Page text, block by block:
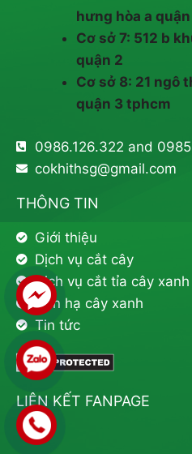
hưng hòa a
Cơ sở 7: 512 b
quận 2
Cơ sở 8: 21 ngô
quận 3 tphcm
0986.126.322 and
cokhithsg@gmail.com
THÔNG TIN
Giới thiệu
Dịch vụ cắt cây
Dịch vụ cắt tỉa cây xanh
Đốn hạ cây xanh
Tin tức
LIÊN KẾT FANPAGE